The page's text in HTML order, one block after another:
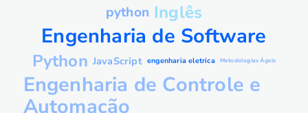
python Inglês
Engenharia de Software
Python JavaScript engenharia eletrica Metodologias Ágeis
Engenharia de Controle e
Automação